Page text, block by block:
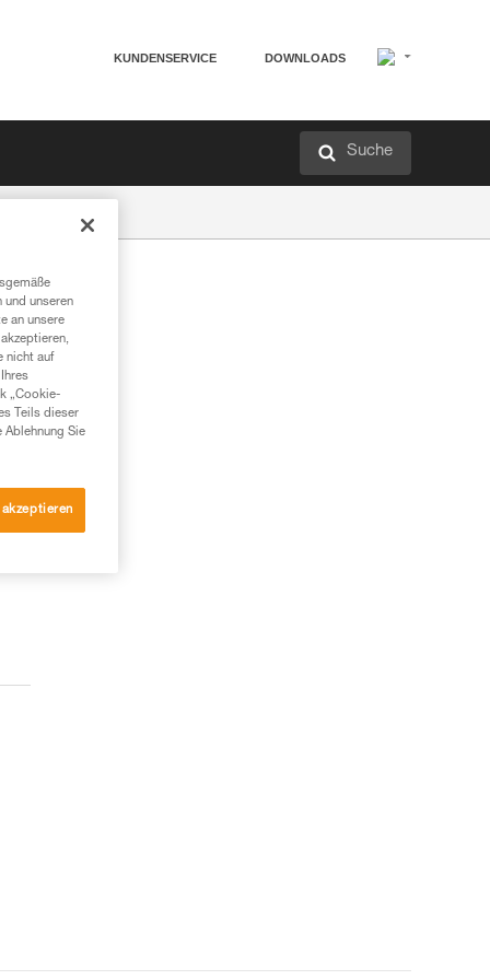
KUNDENSERVICE DOWNLOADS
Suche
und unseren
an unsere
nicht auf
„Cookie-
Teils dieser
Ablehnung Sie